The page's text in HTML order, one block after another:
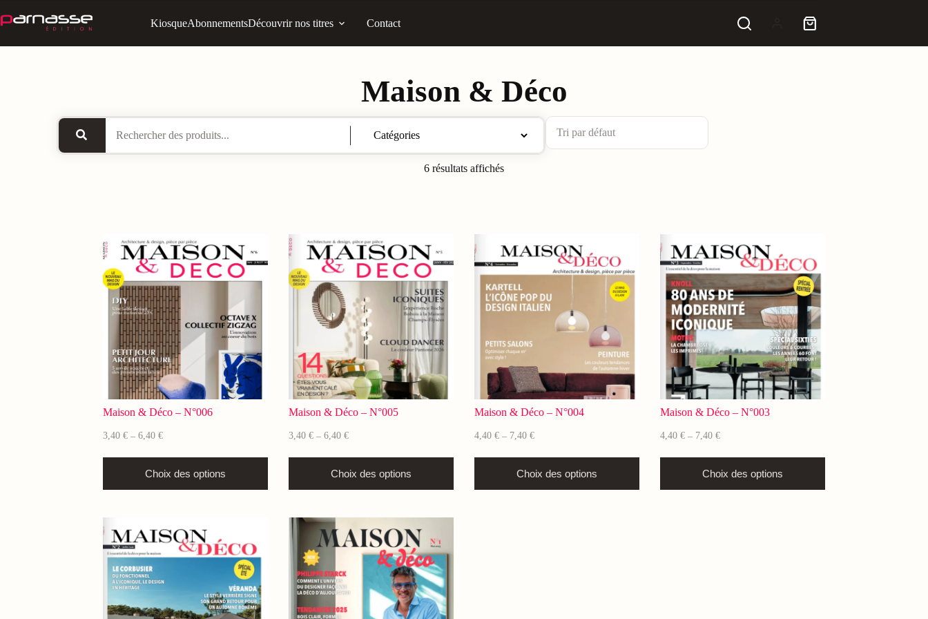
KiosqueAbonnementsDécouvrir nos titres Contact
Maison & Déco
6 résultats affichés
Maison & Déco – N°006
3,40 € – 6,40 €
Choix des options
Maison & Déco – N°005
3,40 € – 6,40 €
Choix des options
Maison & Déco – N°004
4,40 € – 7,40 €
Choix des options
Maison & Déco – N°003
4,40 € – 7,40 €
Choix des options